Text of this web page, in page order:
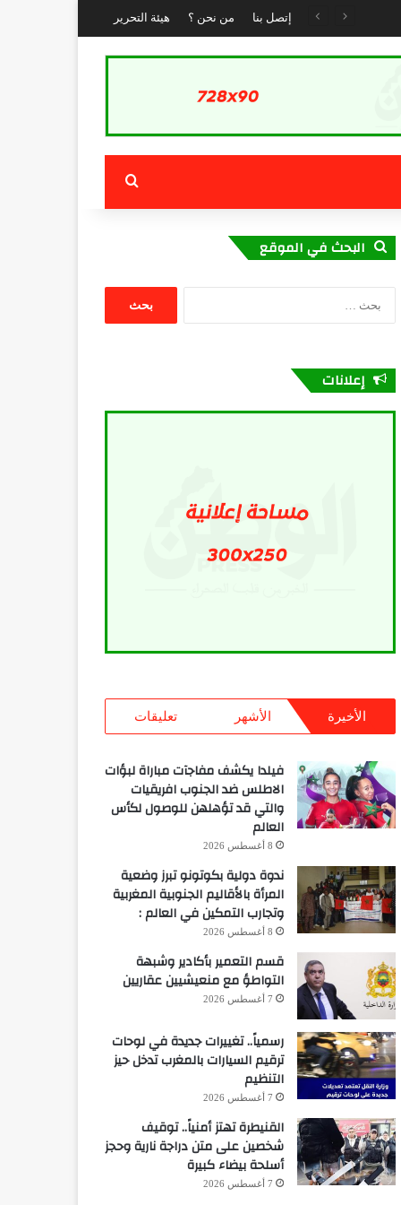
إتصل بنا من نحن ؟ هيئة التحرير
بحث عن
البحث في الموقع
إعلانات
الأخيرة الأشهر تعليقات
فيلدا يكشف مفاجآت مباراة لبؤات
الاطلس ضد الجنوب افريقيات
والتي قد تؤهلهن للوصول لكأس
العالم
8 أغسطس 2026
ندوة دولية بكوتونو تبرز وضعية
المرأة بالأقاليم الجنوبية المغربية
وتجارب التمكين في العالم :
8 أغسطس 2026
قسم التعمير بأكادير وشبهة
التواطؤ مع منعيشيين عقاريين
7 أغسطس 2026
رسمياً.. تغييرات جديدة في لوحات
ترقيم السيارات بالمغرب تدخل حيز
التنظيم
7 أغسطس 2026
القنيطرة تهتز أمنياً.. توقيف
شخصين على متن دراجة نارية وحجز
أسلحة بيضاء كبيرة
7 أغسطس 2026